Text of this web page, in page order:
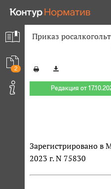
2
Приказ
Редакция от
Зарегистрировано в
2023 г. N 75830